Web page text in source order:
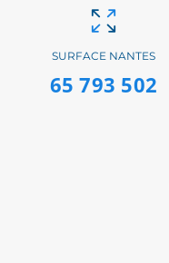
SURFACE NANTES
65 793 502